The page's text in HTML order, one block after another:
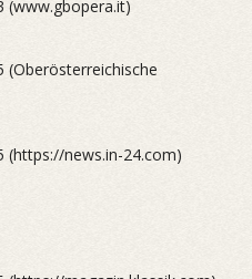
(www.gbopera.it)
(Oberösterreichische
(https://news.in-24.com)